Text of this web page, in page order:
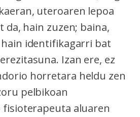
uteroaren lepoa
da, hain zuzen; baina,
identifikagarri bat
Izan ere, ez
horretara heldu zen
pelbikoan
fisioterapeuta aluaren